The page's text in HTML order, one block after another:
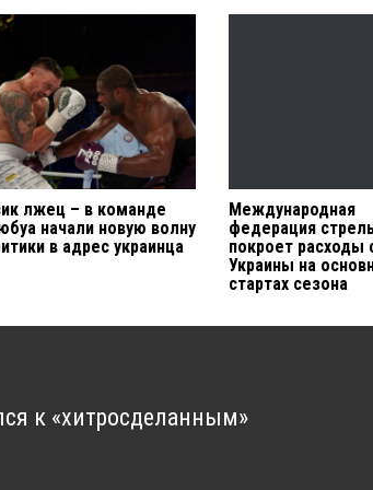
лжец – в команде
начали новую волну
в адрес украинца
Международная
федерация
покроет расходы
Украины на
стартах сезона
к «хитросделанным»